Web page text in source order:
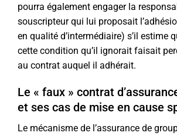
pourra également engager la
souscripteur qui lui proposait
en qualité d’intermédiaire) s’il estime
cette condition qu’il ignorait faisait
au contrat auquel il adhérait.
Le « faux » contrat
et ses cas de mise en cause
Le mécanisme de l’assurance de